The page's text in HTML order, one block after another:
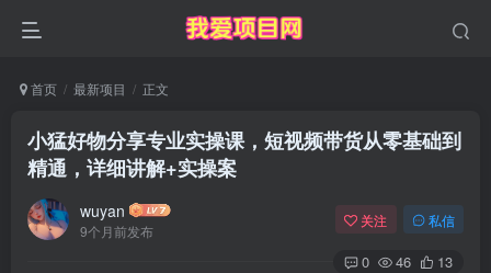
首页 最新项目 正文
小猛好物分享专业实操课，短视频带货从零基础到
精通，详细讲解+实操案
wuyan
9个月前发布
关注 私信
0 46 13